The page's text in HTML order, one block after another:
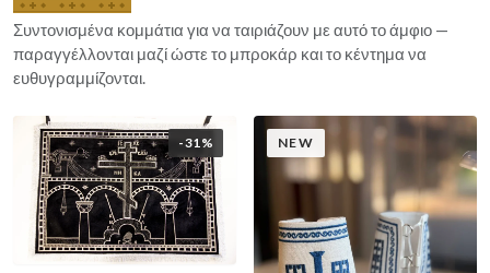
Συντονισμένα κομμάτια για να ταιριάζουν με αυτό το άμφιο —
παραγγέλλονται μαζί ώστε το μπροκάρ και το κέντημα να
ευθυγραμμίζονται.
-31% NEW